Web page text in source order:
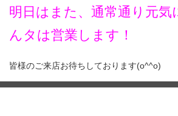
明日はまた、通常通り元気
んタは営業します！
皆様のご来店お待ちしております(o^^o)